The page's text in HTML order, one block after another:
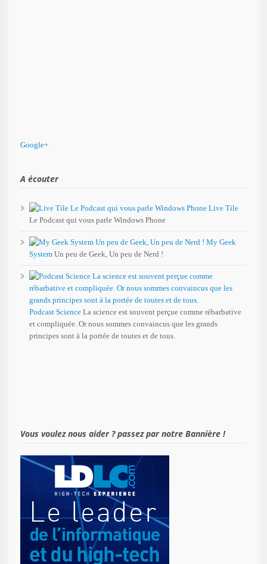
Google+
A écouter
Live Tile
Le Podcast qui vous parle Windows Phone
My Geek
System Un peu de Geek, Un peu de Nerd !
Podcast Science La science est souvent perçue comme rébarbative
et compliquée. Or nous sommes convaincus que les grands
principes sont à la portée de toutes et de tous.
Vous voulez nous aider ? passez par notre Bannière !